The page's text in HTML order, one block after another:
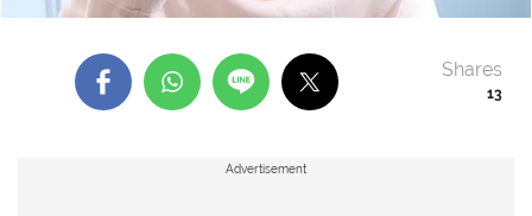
13
Shares
Advertisement